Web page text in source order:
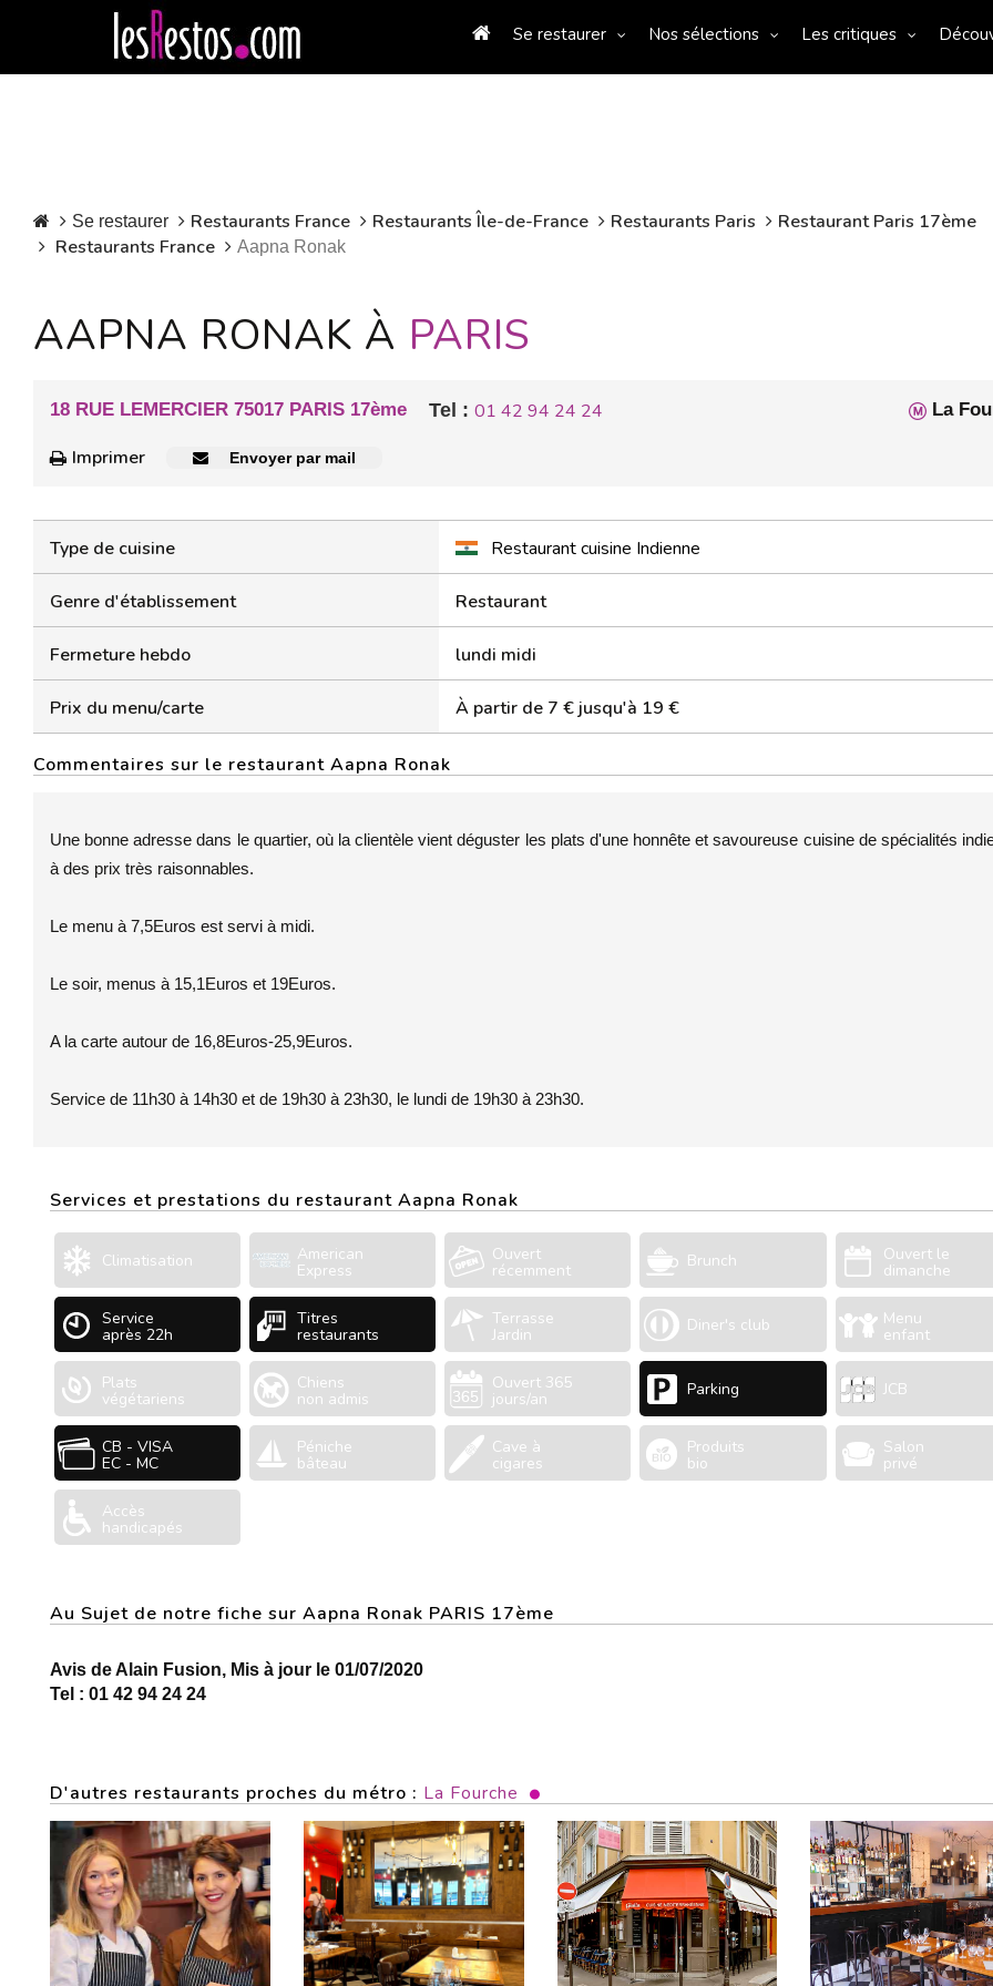
Se restaurer Nos sélections Les critiques
Se restaurer Restaurants France Restaurants Île-de-France Restaurants Paris
Restaurant Paris 17ème
Restaurants France
Aapna Ronak
AAPNA RONAK À PARIS
18 RUE LEMERCIER 75017 PARIS 17ème La
Tel : 01 42 94 24 24
Imprimer
Envoyer par mail
Type de cuisine Restaurant cuisine Indienne
Genre d'établissement Restaurant
Fermeture hebdo lundi midi
Prix du menu/carte À partir de 7 € jusqu'à 19 €
Commentaires sur le restaurant Aapna Ronak
Une bonne adresse dans le quartier, où la clientèle vient déguster les plats d'une honnête et savoureuse cuisine de spécialités
à des prix très raisonnables.
Le menu à 7,5Euros est servi à midi.
Le soir, menus à 15,1Euros et 19Euros.
A la carte autour de 16,8Euros-25,9Euros.
Service de 11h30 à 14h30 et de 19h30 à 23h30, le lundi de 19h30 à 23h30.
Services et prestations du restaurant Aapna Ronak
Climatisation American
Express
Ouvert
récemment Brunch Ouvert le
dimanche
Service
après 22h
Titres
restaurants
Terrasse
Jardin Diner's club Menu
enfant
Plats
végétariens
Chiens
non admis
Ouvert 365
jours/an Parking JCB
CB - VISA
EC - MC
Péniche
bâteau
Cave à
cigares
Produits
bio
Salon
privé
Accès
handicapés
Au Sujet de notre fiche sur Aapna Ronak PARIS 17ème
Avis de Alain Fusion, Mis à jour le 01/07/2020
Tel : 01 42 94 24 24
D'autres restaurants proches du métro : La Fourche